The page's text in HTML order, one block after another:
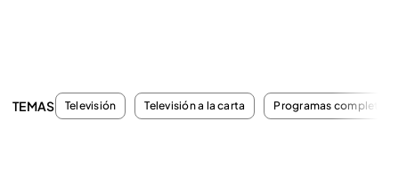
TEMAS Televisión Televisión a la carta Programas completos